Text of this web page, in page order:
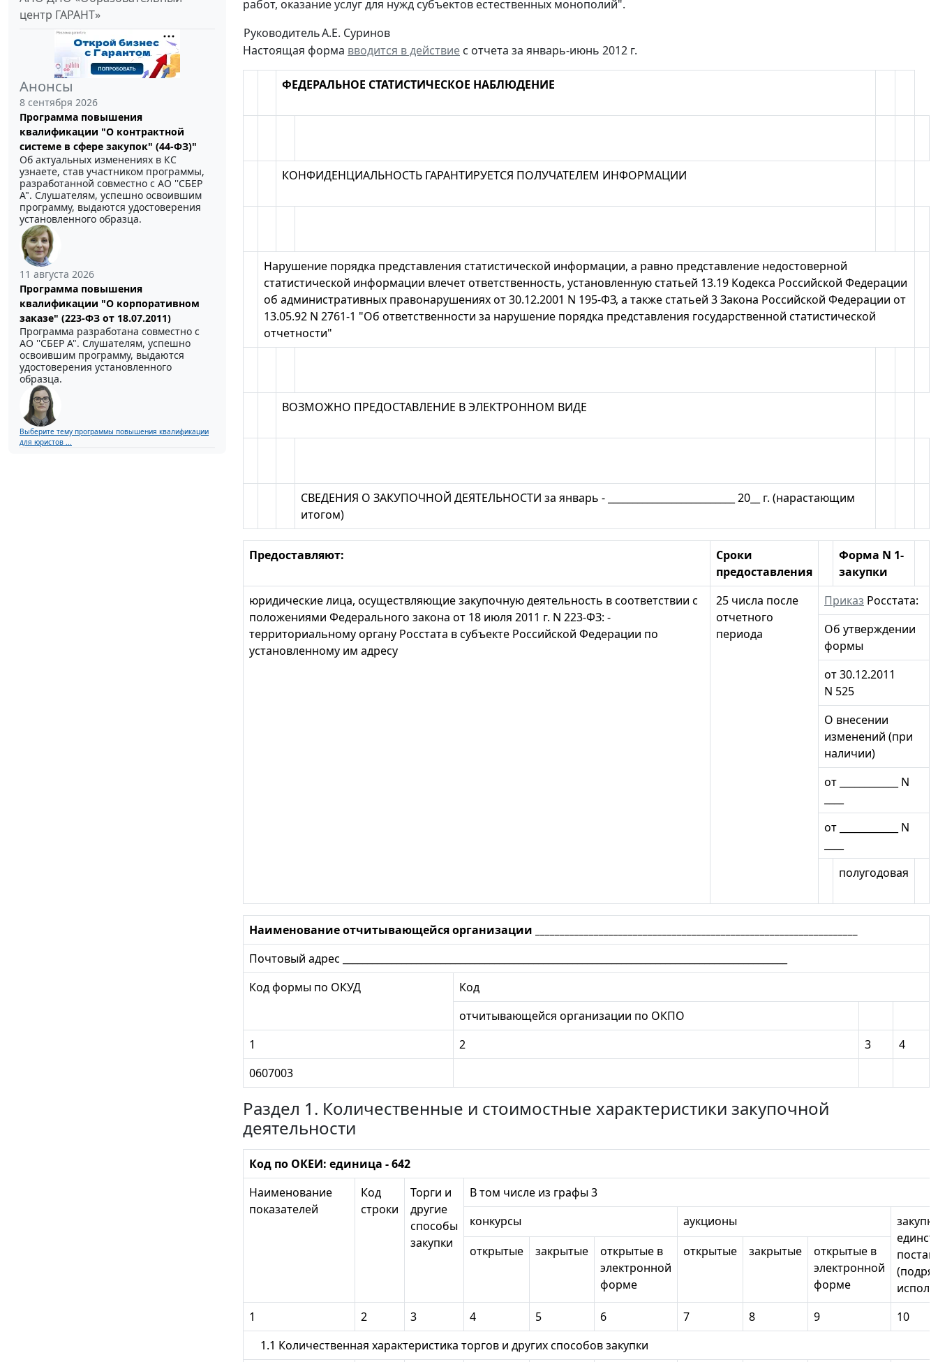
центр ГАРАНТ»
Анонсы
8 сентября 2026
Программа повышения
квалификации "О контрактной
системе в сфере закупок" (44-ФЗ)"
Об актуальных изменениях в КС
узнаете, став участником программы,
разработанной совместно с АО ''СБЕР
А". Слушателям, успешно освоившим
программу, выдаются удостоверения
установленного образца.
11 августа 2026
Программа повышения
квалификации "О корпоративном
заказе" (223-ФЗ от 18.07.2011)
Программа разработана совместно с
АО ''СБЕР А". Слушателям, успешно
освоившим программу, выдаются
удостоверения установленного
образца.
Выберите тему программы повышения квалификации
для юристов ...
работ, оказание услуг для нужд субъектов естественных монополий".
РуководительА.Е. Суринов
Настоящая форма вводится в действие с отчета за январь-июнь 2012 г.
ФЕДЕРАЛЬНОЕ СТАТИСТИЧЕСКОЕ НАБЛЮДЕНИЕ
КОНФИДЕНЦИАЛЬНОСТЬ ГАРАНТИРУЕТСЯ ПОЛУЧАТЕЛЕМ ИНФОРМАЦИИ
Нарушение порядка представления статистической информации, а равно представление недостоверной
статистической информации влечет ответственность, установленную статьей 13.19 Кодекса Российской Федерации
об административных правонарушениях от 30.12.2001 N 195-ФЗ, а также статьей 3 Закона Российской Федерации от
13.05.92 N 2761-1 "Об ответственности за нарушение порядка представления государственной статистической
отчетности"
ВОЗМОЖНО ПРЕДОСТАВЛЕНИЕ В ЭЛЕКТРОННОМ ВИДЕ
СВЕДЕНИЯ О ЗАКУПОЧНОЙ ДЕЯТЕЛЬНОСТИ за январь - __________________________ 20__ г. (нарастающим
итогом)
Предоставляют:
Сроки
предоставления
Форма N 1-
закупки
юридические лица, осуществляющие закупочную деятельность в соответствии с
положениями Федерального закона от 18 июля 2011 г. N 223-ФЗ: -
территориальному органу Росстата в субъекте Российской Федерации по
установленному им адресу
25 числа после
отчетного
периода
Приказ Росстата:
Об утверждении
формы
от 30.12.2011
N 525
О внесении
изменений (при
наличии)
от ____________ N
от ____________ N
полугодовая
Наименование отчитывающейся организации __________________________________________________________________
Почтовый адрес ___________________________________________________________________________________________
Код формы по ОКУД
Код
отчитывающейся организации по ОКПО
1
2 3
4
0607003
Раздел 1. Количественные и стоимостные характеристики закупочной
деятельности
Код по ОКЕИ: единица - 642
Наименование
показателей
Код
строки
Торги и
другие
способы
закупки
В том числе из графы 3
конкурсы
аукционы
открытые закрытые
открытые в
электронной
форме
открытые закрытые
открытые в
электронной
форме
1 2 3 4 5 6 7 8 9
10
1.1 Количественная характеристика торгов и других способов закупки